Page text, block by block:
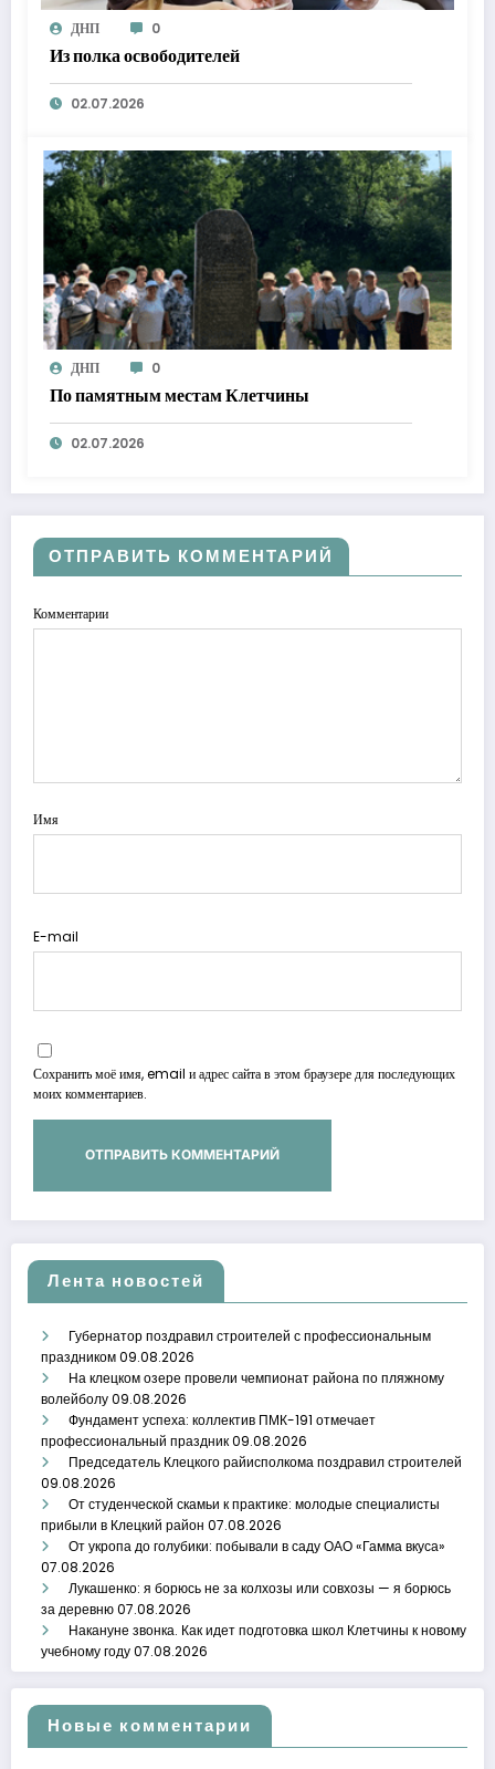
ДНП 0
Из полка освободителей
02.07.2026
ДНП 0
По памятным местам Клетчины
02.07.2026
ОТПРАВИТЬ КОММЕНТАРИЙ
Комментарии
Имя
E-mail
Сохранить моё имя, email и адрес сайта в этом браузере для последующих
моих комментариев.
Лента новостей
Губернатор поздравил строителей с профессиональным
праздником09.08.2026
На клецком озере провели чемпионат района по пляжному
волейболу09.08.2026
Фундамент успеха: коллектив ПМК-191 отмечает
профессиональный праздник09.08.2026
Председатель Клецкого райисполкома поздравил строителей
09.08.2026
От студенческой скамьи к практике: молодые специалисты
прибыли в Клецкий район 07.08.2026
От укропа до голубики: побывали в саду ОАО «Гамма вкуса»
07.08.2026
Лукашенко: я борюсь не за колхозы или совхозы — я борюсь
за деревню07.08.2026
Накануне звонка. Как идет подготовка школ Клетчины к новому
учебному году07.08.2026
Новые комментарии